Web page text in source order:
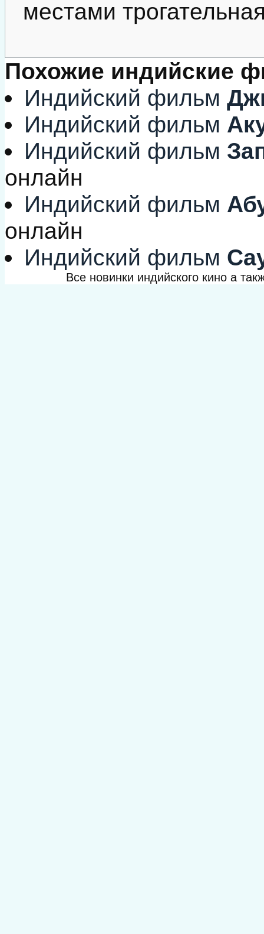
местами
Похожие индийские
Индийский фильм
Индийский фильм
Индийский фильм
онлайн
Индийский фильм
онлайн
Индийский фильм
Все новинки индийского кино а